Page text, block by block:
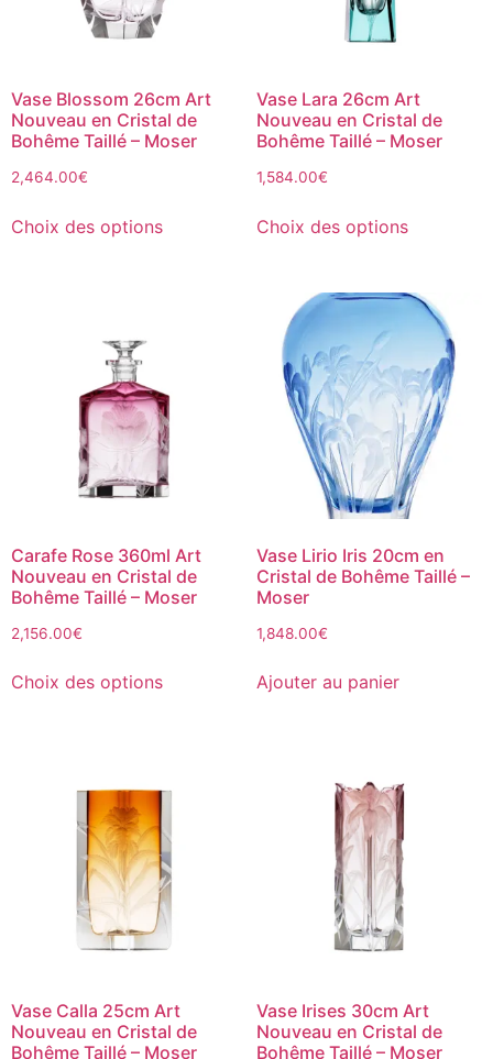
Vase Blossom 26cm Art
Nouveau en Cristal de
Bohême Taillé – Moser
2,464.00€
Choix des options
Vase Lara 26cm Art
Nouveau en Cristal de
Bohême Taillé – Moser
1,584.00€
Choix des options
Carafe Rose 360ml Art
Nouveau en Cristal de
Bohême Taillé – Moser
2,156.00€
Choix des options
Vase Lirio Iris 20cm en
Cristal de Bohême Taillé –
Moser
1,848.00€
Ajouter au panier
Vase Calla 25cm Art
Nouveau en Cristal de
Bohême Taillé – Moser
Vase Irises 30cm Art
Nouveau en Cristal de
Bohême Taillé – Moser